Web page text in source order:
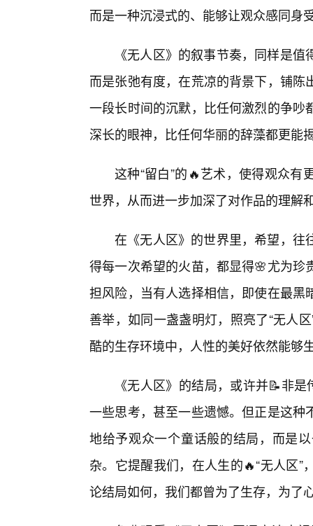
而是一种沉浸式的、能够让观众感同身
《无人区》的叙事节奏，同样是
而是张弛有度，在荒凉的背景下，铺
一段长时间的沉默，比任何激烈的争
深长的眼神，比任何华丽的辞藻都更能
这种“留白”的🔥艺术，使得观众
世界，从而进一步加深了对作品的理解
在《无人区》的世界里，希望，往
得每一次希望的火苗，都显得🌸尤为
担风险，当有人选择相信，即使在最
善举，如同一盏盏明灯，照亮了“无人
酷的生存环境中，人性的美好依然能够
《无人区》的结局，或许并📝非
一些思考，甚至一些遗憾。但正是这
地给予观众一个童话般的结局，而是
杂。它提醒我们，在人生的🔥“无人区
论结局如何，我们都曾为了生存，为了